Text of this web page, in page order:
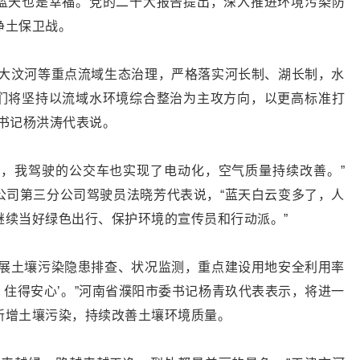
保卫战。
汶河等重点流域生态治理，严格落实河长制、湖长制，水
将坚持以流域水环境综合整治为主攻方向，以更高标准打
记杨洪涛代表说。
我驾驶的公交车也实现了电动化，空气质量持续改善。”
第三分公司驾驶员法晓芳代表说，“蓝天白云变多了，人
当好绿色出行、保护环境的宣传员和行动派。”
土壤污染隐患排查、状况监测，重点建设用地安全利用率
得安心’。”河南省濮阳市委书记杨青玖代表表示，将进一
土壤污染，持续改善土壤环境质量。